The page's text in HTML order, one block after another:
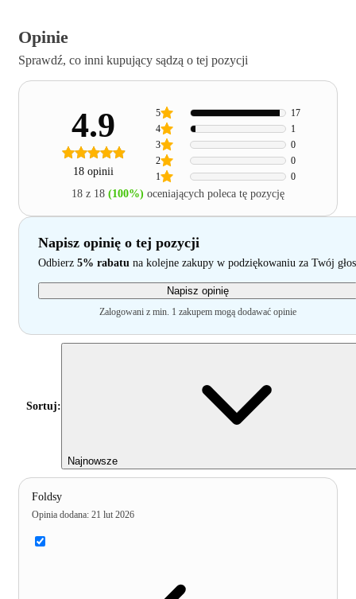
Opinie
Sprawdź, co inni kupujący sądzą o tej pozycji
4.9
18 opinii 1 0
2 0
3 0
4 1
5 17
18 z 18 (100%) oceniających poleca tę pozycję
Napisz opinię o tej pozycji
Odbierz 5% rabatu na kolejne zakupy w podziękowaniu za Twój głos
Napisz opinię
Zalogowani z min. 1 zakupem mogą dodawać opinie
Sortuj:
Najnowsze
Foldsy
Opinia dodana: 21 lut 2026